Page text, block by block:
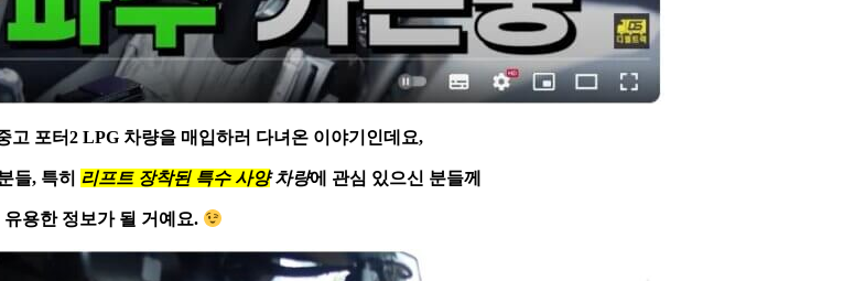
고 포터2 LPG 차량을 매입하러 다녀온 이야기인데요,
들, 특히 리프트 장착된 특수 사양차량에 관심 있으신 분들께
유용한 정보가 될 거예요.